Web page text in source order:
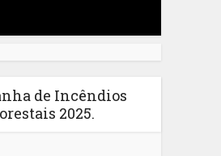
de Incêndios
2025.